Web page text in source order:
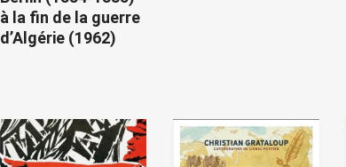
à la fin de la guerre
d’Algérie (1962)